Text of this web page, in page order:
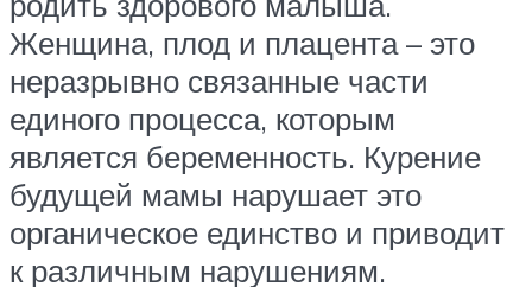
Женщина, плод и плацента – это
неразрывно связанные части
единого процесса, которым
является беременность. Курение
будущей мамы нарушает это
органическое единство и приводит
к различным нарушениям.